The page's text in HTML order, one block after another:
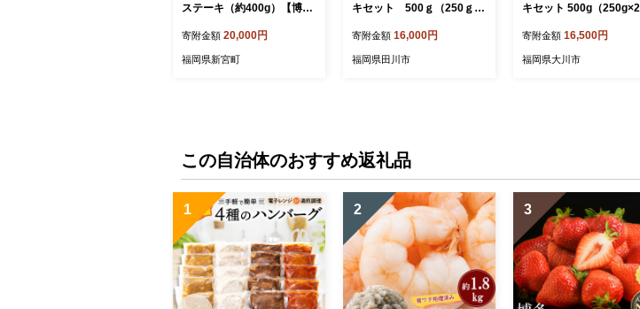
ステーキ（約400g）【博多
寄附金額 20,000円
福岡県新宮町
キセット 500ｇ（250ｇ×2
寄附金額 16,000円
福岡県田川市
キセット 500g（250g×2
寄附金額 16,500円
福岡県大川市
この自治体のおすすめ返礼品
1 2 3